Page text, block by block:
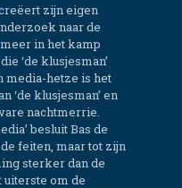
zijn eigen
naar de
in het kamp
‘de klusjesman’
media-hetze is het
‘de klusjesman’ en
nachtmerrie.
besluit Bas de
feiten, maar tot zijn
sterker dan de
om de